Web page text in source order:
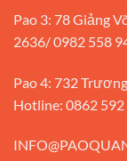
Pao 3: 78 Giảng
2636/ 0982 558
Pao 4: 732
Hotline: 0862